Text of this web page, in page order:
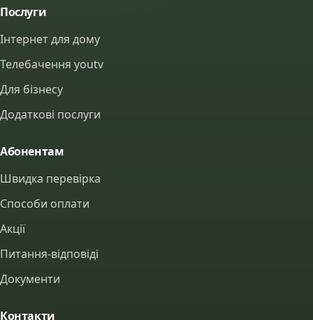
Послуги
Інтернет для дому
Телебачення youtv
Для бізнесу
Додаткові послуги
Абонентам
Швидка перевірка
Способи оплати
Акції
Питання-відповіді
Документи
Контакти